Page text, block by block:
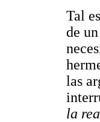
Tal
de
las
la